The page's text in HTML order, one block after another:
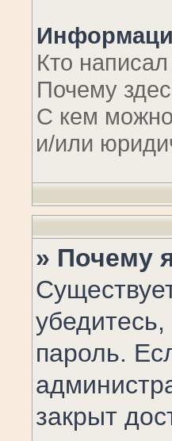
Кто
Почему
С кем можно
и/или
» Почему
пароль.
закрыт